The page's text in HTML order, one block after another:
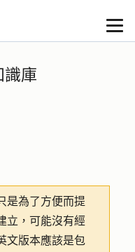
識庫
是為了方便而提
立，可能沒有經
文版本應該是包